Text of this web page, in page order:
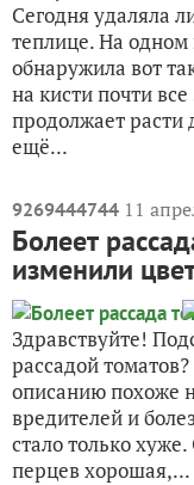
Сегодня удаляла
теплице. На одном
обнаружила вот
на кисти почти
продолжает расти
ещё...
9269444744 11
Болеет
изменили
Здравствуйте!
рассадой
описанию похоже
вредителей и
стало только
перцев хорошая,...